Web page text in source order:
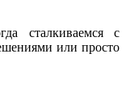
сталкиваемся с
или просто